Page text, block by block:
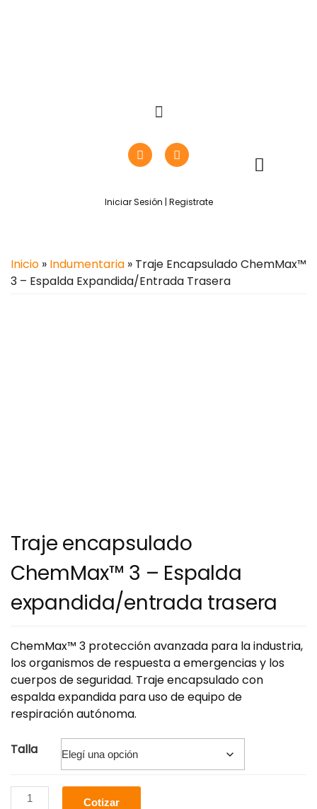
Iniciar Sesión | Registrate
Inicio » Indumentaria » Traje Encapsulado ChemMax™
3 – Espalda Expandida/entrada Trasera
Traje encapsulado
ChemMax™ 3 – Espalda
expandida/entrada trasera
ChemMax™ 3 protección avanzada para la industria,
los organismos de respuesta a emergencias y los
cuerpos de seguridad. Traje encapsulado con
espalda expandida para uso de equipo de
respiración autónoma.
Talla
Cotizar